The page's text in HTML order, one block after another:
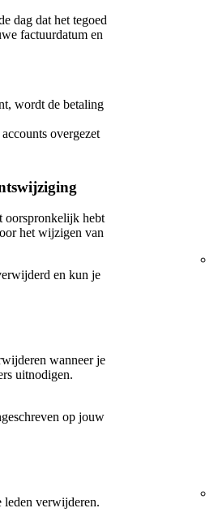
dag dat het tegoed
factuurdatum en
wordt de betaling
overgezet
oorspronkelijk hebt
het wijzigen van
en kun je
wanneer je
uitnodigen.
op jouw
leden verwijderen.